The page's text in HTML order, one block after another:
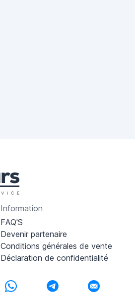
Information
FAQ'S
Devenir partenaire
Conditions générales de vente
Déclaration de confidentialité